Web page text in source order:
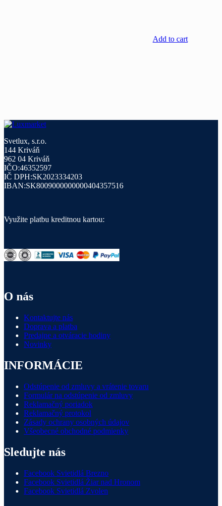
Add to cart
Svetlux, s.r.o.
144 Kriváň
962 04 Kriváň
IČO:46352597
IČ DPH:SK2023334203
IBAN:SK8009000000000404357516
Využite platbu kreditnou kartou:
O nás
Kontaktujte nás
Doprava a platba
Predajne a otváracie hodiny
Novinky
INFORMÁCIE
Odstúpenie od zmluvy a vrátenie tovaru
Formulár na odstúpenie od zmluvy
Reklamačný poriadok
Reklamačný protokol
Zásady ochrany osobných údajov
Všeobecné obchodné podmienky
Sledujte nás
Facebook Svietidlá Brezno
Facebook Svietidlá Žiar nad Hronom
Facebook Svietidlá Zvolen